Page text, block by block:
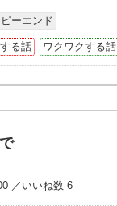
ーエンド
る話 ワクワクする話
／いいね数 6